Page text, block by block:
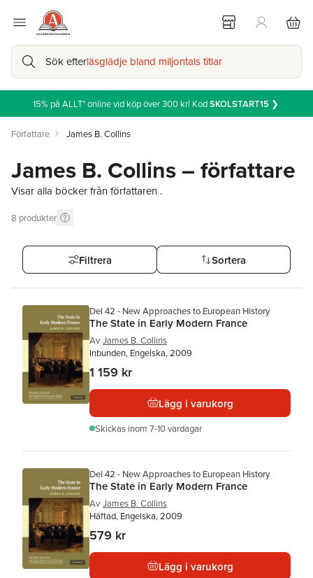
Sök efterläsglädje bland miljontals titlar
15% på ALLT* online vid köp över 300 kr! KodSKOLSTART15❯
Författare James B. Collins
James B. Collins – författare
Visar alla böcker från författaren .
8 produkter
Filtrera Sortera
Del 42 - New Approaches to European History
The State in Early Modern France
Av James B. Collins
Inbunden, Engelska, 2009
1 159 kr
Lägg i varukorg
Skickas inom 7-10 vardagar
Del 42 - New Approaches to European History
The State in Early Modern France
Av James B. Collins
Häftad, Engelska, 2009
579 kr
Lägg i varukorg